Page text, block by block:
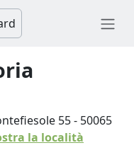
55- 50065
la località